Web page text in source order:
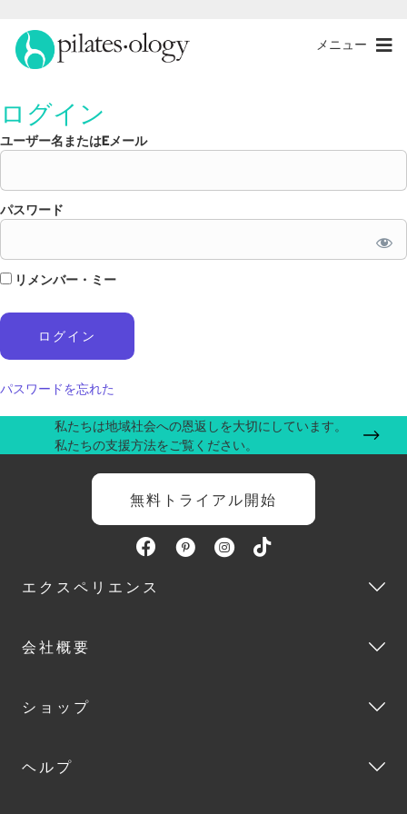
メニュー
ログイン
ユーザー名またはEメール
パスワード
リメンバー・ミー
パスワードを忘れた
私たちは地域社会への恩返しを大切にしています。
私たちの支援方法をご覧ください。
無料トライアル開始
エクスペリエンス
会社概要
ショップ
ヘルプ